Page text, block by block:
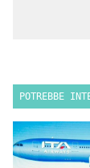
POTREBBE